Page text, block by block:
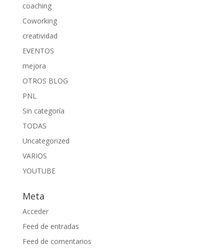
coaching
Coworking
creatividad
EVENTOS
mejora
OTROS BLOG
PNL
Sin categoría
TODAS
Uncategorized
VARIOS
YOUTUBE
Meta
Acceder
Feed de entradas
Feed de comentarios